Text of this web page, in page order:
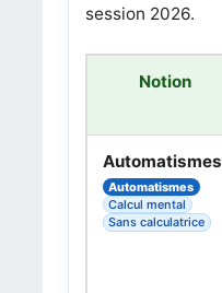
session 2026.
Notion
Automatismes
Automatismes
Calcul mental
Sans calculatrice